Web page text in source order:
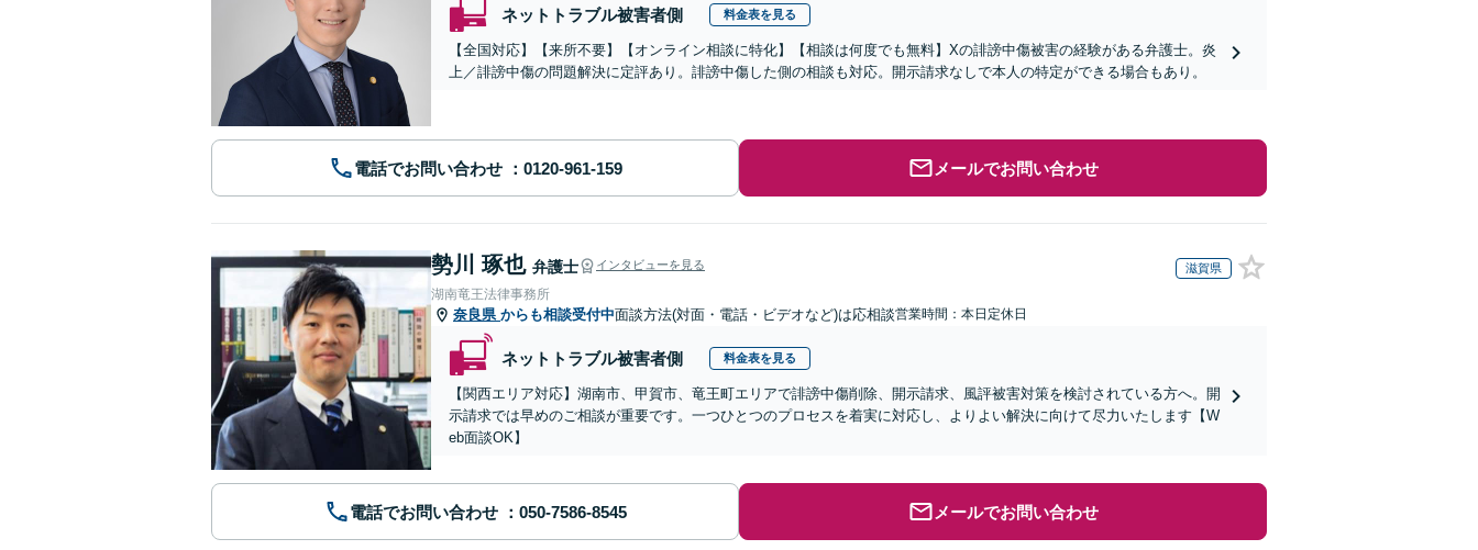
ネットトラブル被害者側 料金表を見る
【全国対応】【来所不要】【オンライン相談に特化】【相談は何度でも無料】Xの誹謗中傷被害の経験がある弁護士。炎
上／誹謗中傷の問題解決に定評あり。誹謗中傷した側の相談も対応。開示請求なしで本人の特定ができる場合もあり。
電話でお問い合わせ メールでお問い合わせ
勢川 琢也 弁護士 インタビューを見る 滋賀県
湖南竜王法律事務所
奈良県 からも相談受付中面談方法(対面・電話・ビデオなど)は応相談営業時間：本日定休日
ネットトラブル被害者側 料金表を見る
【関西エリア対応】湖南市、甲賀市、竜王町エリアで誹謗中傷削除、開示請求、風評被害対策を検討されている方へ。開
示請求では早めのご相談が重要です。一つひとつのプロセスを着実に対応し、よりよい解決に向けて尽力いたします【W
eb面談OK】
電話でお問い合わせ メールでお問い合わせ